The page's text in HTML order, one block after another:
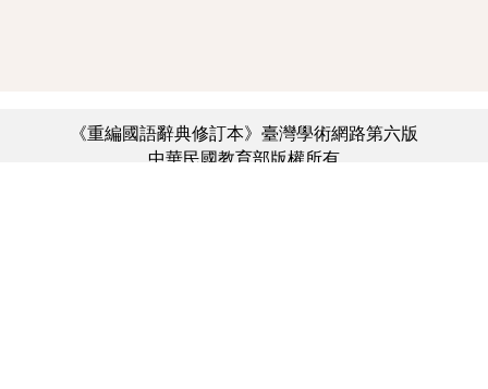
《重編國語辭典修訂本》臺灣學術網路第六版
中華民國教育部版權所有